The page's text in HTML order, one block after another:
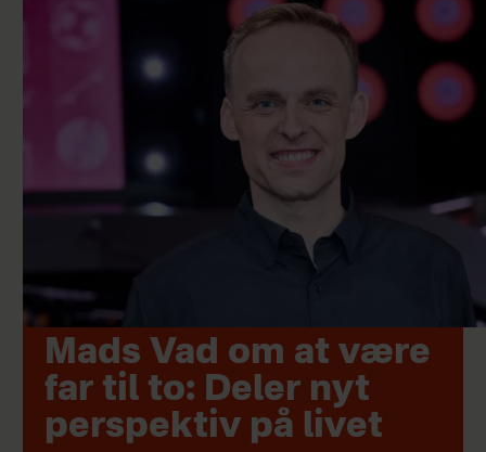
Mads Vad om at være
far til to: Deler nyt
perspektiv på livet